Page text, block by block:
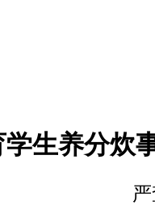
生养分炊